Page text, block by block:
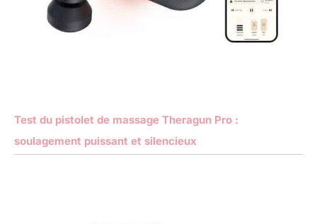
Test du pistolet de massage Theragun Pro :
soulagement puissant et silencieux